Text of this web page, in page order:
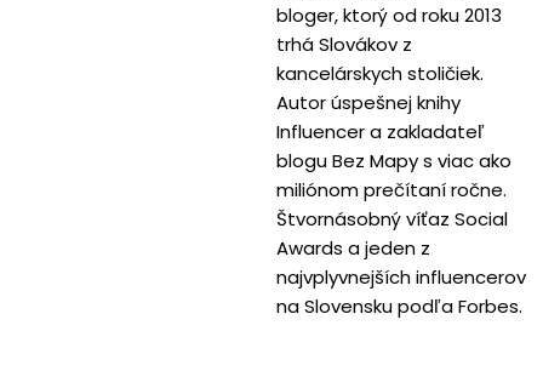
bloger, ktorý od roku 2013
trhá Slovákov z
kancelárskych stoličiek.
Autor úspešnej knihy
Influencer a zakladateľ
blogu Bez Mapy s viac ako
miliónom prečítaní ročne.
Štvornásobný víťaz Social
Awards a jeden z
najvplyvnejších influencerov
na Slovensku podľa Forbes.